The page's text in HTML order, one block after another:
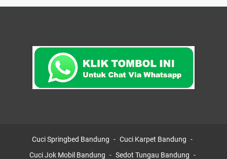
Cuci Springbed Bandung
Cuci Karpet Bandung
Cuci Jok Mobil Bandung
Sedot Tungau Bandung